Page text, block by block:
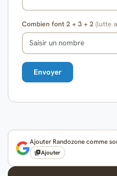
Combien font 2 + 3 + 2 (lutte
Ajouter Randozone comme
Ajouter